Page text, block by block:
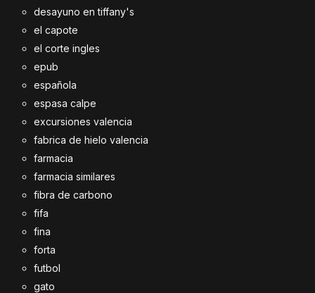
desayuno en tiffany's
el capote
el corte ingles
epub
española
espasa calpe
excursiones valencia
fabrica de hielo valencia
farmacia
farmacia similares
fibra de carbono
fifa
fina
forta
futbol
gato